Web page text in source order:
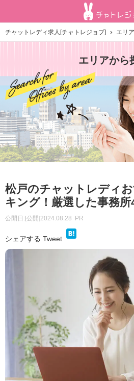
チャットレディ求人[チャトレジョブ] エリ
エリアから
松戸のチャットレディ
キング！厳選した事務所
公開日: [公開]2024.08.28 PR
シェアする Tweet